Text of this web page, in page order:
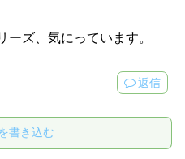
ズ、気にっています。
返信
書き込む